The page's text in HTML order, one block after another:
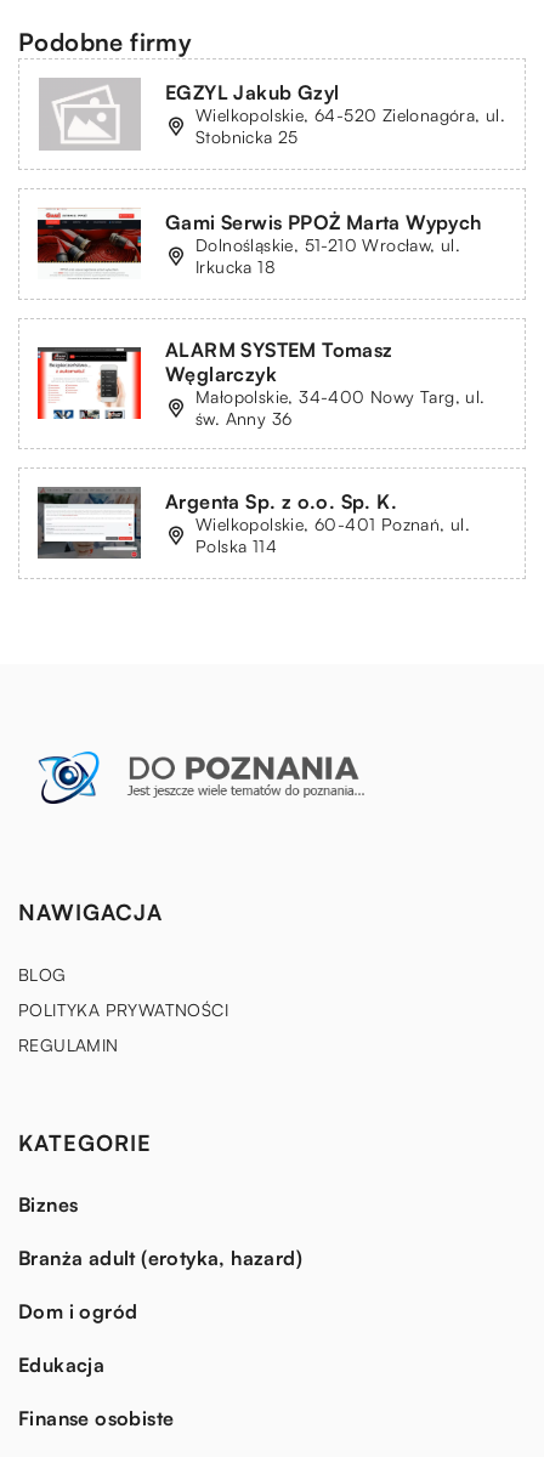
Podobne firmy
EGZYL Jakub Gzyl
Wielkopolskie, 64-520 Zielonagóra, ul.
Stobnicka 25
Gami Serwis PPOŻ Marta Wypych
Dolnośląskie, 51-210 Wrocław, ul.
Irkucka 18
ALARM SYSTEM Tomasz
Węglarczyk
Małopolskie, 34-400 Nowy Targ, ul.
św. Anny 36
Argenta Sp. z o.o. Sp. K.
Wielkopolskie, 60-401 Poznań, ul.
Polska 114
NAWIGACJA
BLOG
POLITYKA PRYWATNOŚCI
REGULAMIN
KATEGORIE
Biznes
Branża adult (erotyka, hazard)
Dom i ogród
Edukacja
Finanse osobiste